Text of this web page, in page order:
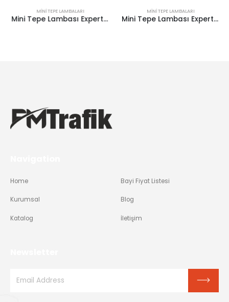
MINI TEPE LAMBALARI
Mini Tepe Lambası Expert E-1134 Kırmızı-Mavi (Mıknatıslı)
MINI TEPE LAMBALARI
Mini Tepe Lambası Expert E-1151 Yeşil-Yeşil (Mıknatıslı)
Home
Kurumsal
Katalog
Bayi Fiyat Listesi
Blog
İletişim